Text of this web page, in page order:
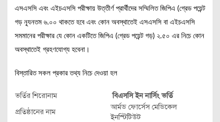
এসএসসি এবং এইচএসসি পরীক্ষায় উত্তীর্ণ প্রার্থীদের সম্মিলিত জিপিএ (গ্রেড পয়েন্ট
গড় ন্যূনতম ৬.০০ থাকতে হবে এবং কোন অবস্থাতেই এসএসসি বা এইচএসসি
সমমানের পরীক্ষার যে কোন একটিতে জিপিএ (গ্রেড পয়েন্ট গড়) ২.৫০ এর নিচে কোন
অবস্থাতেই গ্রহণযোগ্য হবেনা।
বিস্তারিত সকল প্রকার তথ্য নিচে দেওয়া হল
ভর্তির শিরোনাম
বিএসসি ইন নার্সিং ভর্তি
প্রতিষ্ঠানের নাম
আর্মড ফোর্সেস মেডিকেল
ইনস্টিটিউট